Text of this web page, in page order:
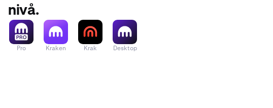
nivå.
Pro Kraken Krak Desktop